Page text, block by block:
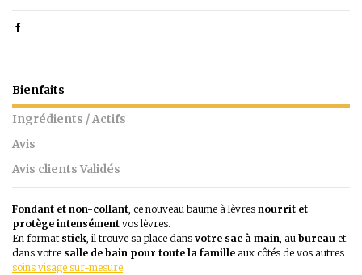
Bienfaits
Ingrédients / Actifs
Avis
Avis clients Validés
Fondant et non-collant, ce nouveau baume à lèvres nourrit et
protège intensément vos lèvres.
En format stick, il trouve sa place dans votre sac à main, au bureau et
dans votre salle de bain pour toute la famille aux côtés de vos autres
soins visage sur-mesure.